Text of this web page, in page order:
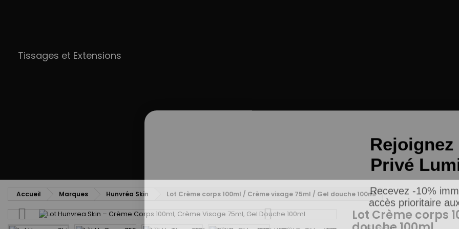
Tissages et Extensions
Accueil Marques Hunvréa Skin Lot Crème corps 100ml / Crème visage 75ml / Gel douche 100ml
Lot Crème corps
Privé
Recevez -10%
accès prioritaire
Email